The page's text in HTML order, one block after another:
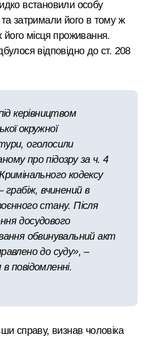
встановили особу
та затримали його в тому ж
його місця проживання.
відповідно до ст. 208
керівництвом
окружної
оголосили
про підозру за ч. 4
кодексу
грабіж, вчинений в
стану. Після
досудового
обвинувальний акт
до суду», –
повідомленні.
справу, визнав чоловіка